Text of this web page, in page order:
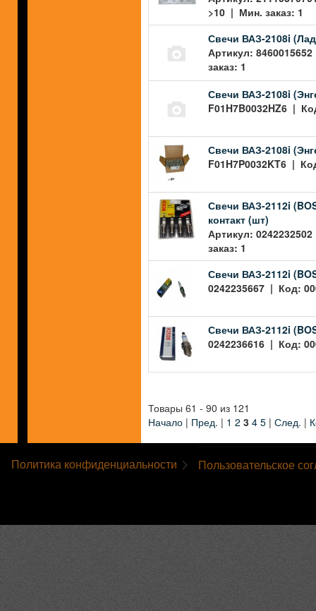
>10 | Мин. заказ: 1
Свечи ВАЗ-2108i
Артикул:
заказ: 1
Свечи ВАЗ-2108i
F01H7B0032HZ6 |
Свечи ВАЗ-2108i
F01H7P0032KT6 |
Свечи ВАЗ-2112i
контакт (шт)
Артикул:
заказ: 1
Свечи ВАЗ-2112i
0242235667 | Код:
Свечи ВАЗ-2112i
0242236616 | Код:
Товары 61 - 90 из 121
Начало | Пред. | 1 2 3 4 5 | След. |
Политика конфиденциальности Пользовательское